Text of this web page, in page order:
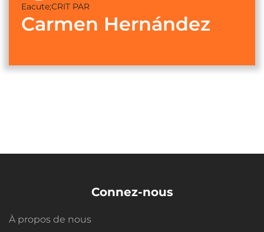
Eacute;CRIT PAR
Carmen Hernández
Connez-nous
À propos de nous